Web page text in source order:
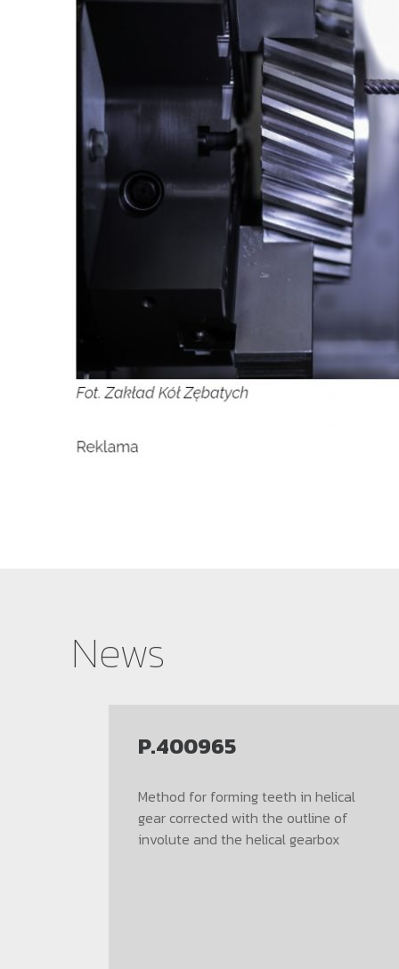
News
P.400965
Method for forming teeth in helical
gear corrected with the outline of
involute and the helical gearbox